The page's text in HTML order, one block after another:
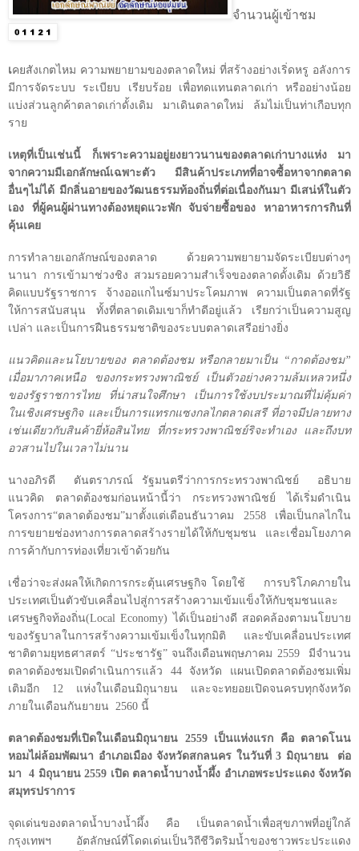
จำนวนผู้เข้าชม
เคยสังเกตไหม ความพยายามของตลาดใหม่ ที่สร้างอย่างเริ่ดหรู อลังการ
มีการจัดระบบ ระเบียบ เรียบร้อย เพื่อทดแทนตลาดเก่า หรืออย่างน้อย
แบ่งส่วนลูกค้าตลาดเก่าดั้งเดิม มาเดินตลาดใหม่ ล้มไม่เป็นท่าเกือบทุก
ราย
เหตุที่เป็นเช่นนี้ ก็เพราะความอยู่ยงยาวนานของตลาดเก่าบางแห่ง มา
จากความมีเอกลักษณ์เฉพาะตัว มีสินค้าประเภทที่อาจซื้อหาจากตลาด
อื่นๆไม่ได้ มีกลิ่นอายของวัฒนธรรมท้องถิ่นที่ต่อเนื่องกันมา มีเสน่ห์ในตัว
เอง ที่ผู้คนผู้ผ่านทางต้องหยุดแวะพัก จับจ่ายซื้อของ หาอาหารการกินที่
คุ้นเคย
การทำลายเอกลักษณ์ของตลาด ด้วยความพยายามจัดระเบียบต่างๆ
นานา การเข้ามาช่วงชิง สวมรอยความสำเร็จของตลาดดั้งเดิม ด้วยวิธี
คิดแบบรัฐราชการ จ้างออแกไนซ์มาประโคมภาพ ความเป็นตลาดที่รัฐ
ให้การสนับสนุน ทั้งที่ตลาดเดิมเขาก็ทำดีอยู่แล้ว เรียกว่าเป็นความสูญ
เปล่า และเป็นการฝืนธรรมชาติของระบบตลาดเสรีอย่างยิ่ง
แนวคิดและนโยบายของ ตลาดต้องชม หรือกลายมาเป็น “กาดต้องชม”
เมื่อมาภาคเหนือ ของกระทรวงพาณิชย์ เป็นตัวอย่างความล้มเหลวหนึ่ง
ของรัฐราชการไทย ที่น่าสนใจศึกษา เป็นการใช้งบประมาณที่ไม่คุ้มค่า
ในเชิงเศรษฐกิจ และเป็นการแทรกแซงกลไกตลาดเสรี ที่อาจมีปลายทาง
เช่นเดียวกับสินค้ายี่ห้อสินไทย ที่กระทรวงพาณิชย์ริจะทำเอง และถึงบท
อวสานไปในเวลาไม่นาน
นางอภิรดี
ตันตราภรณ์ รัฐมนตรีว่าการกระทรวงพาณิชย์ อธิบาย
แนวคิด ตลาดต้องชมก่อนหน้านี้ว่า กระทรวงพาณิชย์ ได้เริ่มดำเนิน
โครงการ“ตลาดต้องชม”มาตั้งแต่เดือนธันวาคม 2558 เพื่อเป็นกลไกใน
การขยายช่องทางการตลาดสร้างรายได้ให้กับชุมชน และเชื่อมโยงภาค
การค้ากับการท่องเที่ยวเข้าด้วยกัน
เชื่อว่าจะส่งผลให้เกิดการกระตุ้นเศรษฐกิจ โดยใช้
การบริโภคภายใน
ประเทศเป็นตัวขับเคลื่อนไปสู่การสร้างความเข้มแข็งให้กับชุมชนและ
เศรษฐกิจท้องถิ่น(Local Economy) ได้เป็นอย่างดี สอดคล้องตามนโยบาย
ของรัฐบาลในการสร้างความเข้มเข็งในทุกมิติ และขับเคลื่อนประเทศ
ชาติตามยุทธศาสตร์ “ประชารัฐ” จนถึงเดือนพฤษภาคม 2559 มีจำนวน
ตลาดต้องชมเปิดดำเนินการแล้ว 44 จังหวัด แผนเปิดตลาดต้องชมเพิ่ม
เติมอีก 12 แห่งในเดือนมิถุนายน และจะทยอยเปิดจนครบทุกจังหวัด
ภายในเดือนกันยายน 2560 นี้
ตลาดต้องชมที่เปิดในเดือนมิถุนายน 2559 เป็นแห่งแรก คือ ตลาดโนน
หอมไผ่ล้อมพัฒนา อำเภอเมือง จังหวัดสกลนคร ในวันที่3 มิถุนายน ต่อ
มา 4 มิถุนายน 2559 เปิด ตลาดน้ำบางน้ำผึ้ง อำเภอพระประแดง จังหวัด
สมุทรปราการ
จุดเด่นของตลาดน้ำบางน้ำผึ้ง คือ เป็นตลาดน้ำเพื่อสุขภาพที่อยู่ใกล้
กรุงเทพฯ อัตลักษณ์ที่โดดเด่นเป็นวิถีชีวิตริมน้ำของชาวพระประแดง